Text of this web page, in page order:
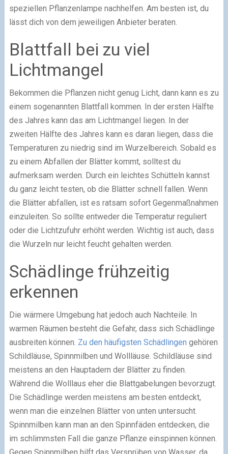
speziellen Pflanzenlampe nachhelfen. Am besten ist, du
lässt dich von dem jeweiligen Anbieter beraten.
Blattfall bei zu viel
Lichtmangel
Bekommen die Pflanzen nicht genug Licht, dann kann es zu
einem sogenannten Blattfall kommen. In der ersten Hälfte
des Jahres kann das am Lichtmangel liegen. In der
zweiten Hälfte des Jahres kann es daran liegen, dass die
Temperaturen zu niedrig sind im Wurzelbereich. Sobald es
zu einem Abfallen der Blätter kommt, solltest du
aufmerksam werden. Durch ein leichtes Schütteln kannst
du ganz leicht testen, ob die Blätter schnell fallen. Wenn
die Blätter abfallen, ist es ratsam sofort Gegenmaßnahmen
einzuleiten. So sollte entweder die Temperatur reguliert
oder die Lichtzufuhr erhöht werden. Wichtig ist auch, dass
die Wurzeln nur leicht feucht gehalten werden.
Schädlinge frühzeitig
erkennen
Die wärmere Umgebung hat jedoch auch Nachteile. In
warmen Räumen besteht die Gefahr, dass sich Schädlinge
ausbreiten können. Zu den häufigsten Schädlingen gehören
Schildläuse, Spinnmilben und Wollläuse. Schildläuse sind
meistens an den Hauptadern der Blätter zu finden.
Während die Wolllaus eher die Blattgabelungen bevorzugt.
Die Schädlinge werden meistens am besten entdeckt,
wenn man die einzelnen Blätter von unten untersucht.
Spinnmilben kann man an den Spinnfäden entdecken, die
im schlimmsten Fall die ganze Pflanze einspinnen können.